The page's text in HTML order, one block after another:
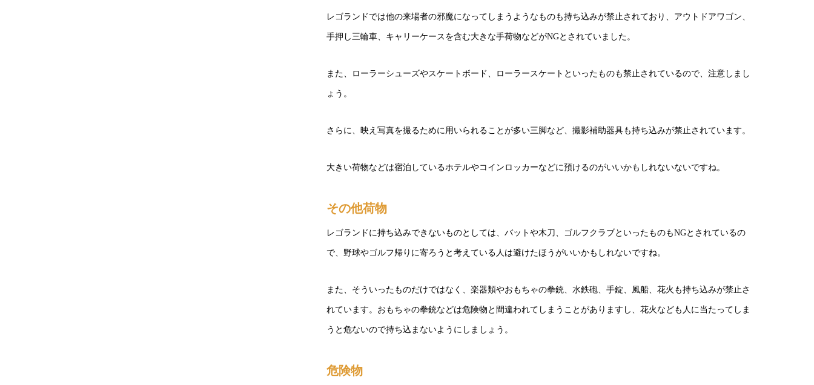
レゴランドでは他の来場者の邪魔になってしまうようなものも持ち込みが禁止されており、アウトドアワゴン、
手押し三輪車、キャリーケースを含む大きな手荷物などがNGとされていました。
また、ローラーシューズやスケートボード、ローラースケートといったものも禁止されているので、注意しまし
ょう。
さらに、映え写真を撮るために用いられることが多い三脚など、撮影補助器具も持ち込みが禁止されています。
大きい荷物などは宿泊しているホテルやコインロッカーなどに預けるのがいいかもしれないないですね。
その他荷物
レゴランドに持ち込みできないものとしては、バットや木刀、ゴルフクラブといったものもNGとされているの
で、野球やゴルフ帰りに寄ろうと考えている人は避けたほうがいいかもしれないですね。
また、そういったものだけではなく、楽器類やおもちゃの拳銃、水鉄砲、手錠、風船、花火も持ち込みが禁止さ
れています。おもちゃの拳銃などは危険物と間違われてしまうことがありますし、花火なども人に当たってしま
うと危ないので持ち込まないようにしましょう。
危険物